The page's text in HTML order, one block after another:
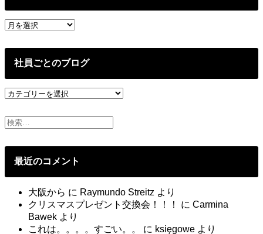
過
の
社員ごとのブログ
社
ご
と
グ
最近のコメント
大阪から に Raymundo Streitz より
クリスマスプレゼント交換会！！！
に Carmina
Bawek より
これは。。。。すごい。。
に księgowe より